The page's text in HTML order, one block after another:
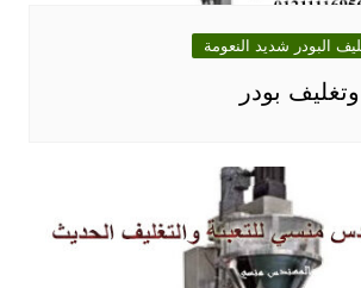
البودر شديد النعومة
بودر